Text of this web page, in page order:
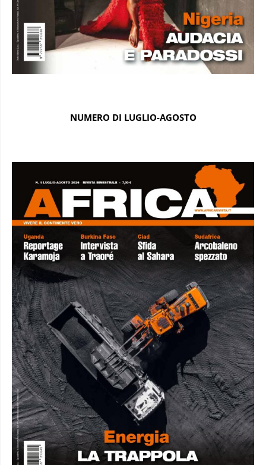
NUMERO DI LUGLIO-AGOSTO